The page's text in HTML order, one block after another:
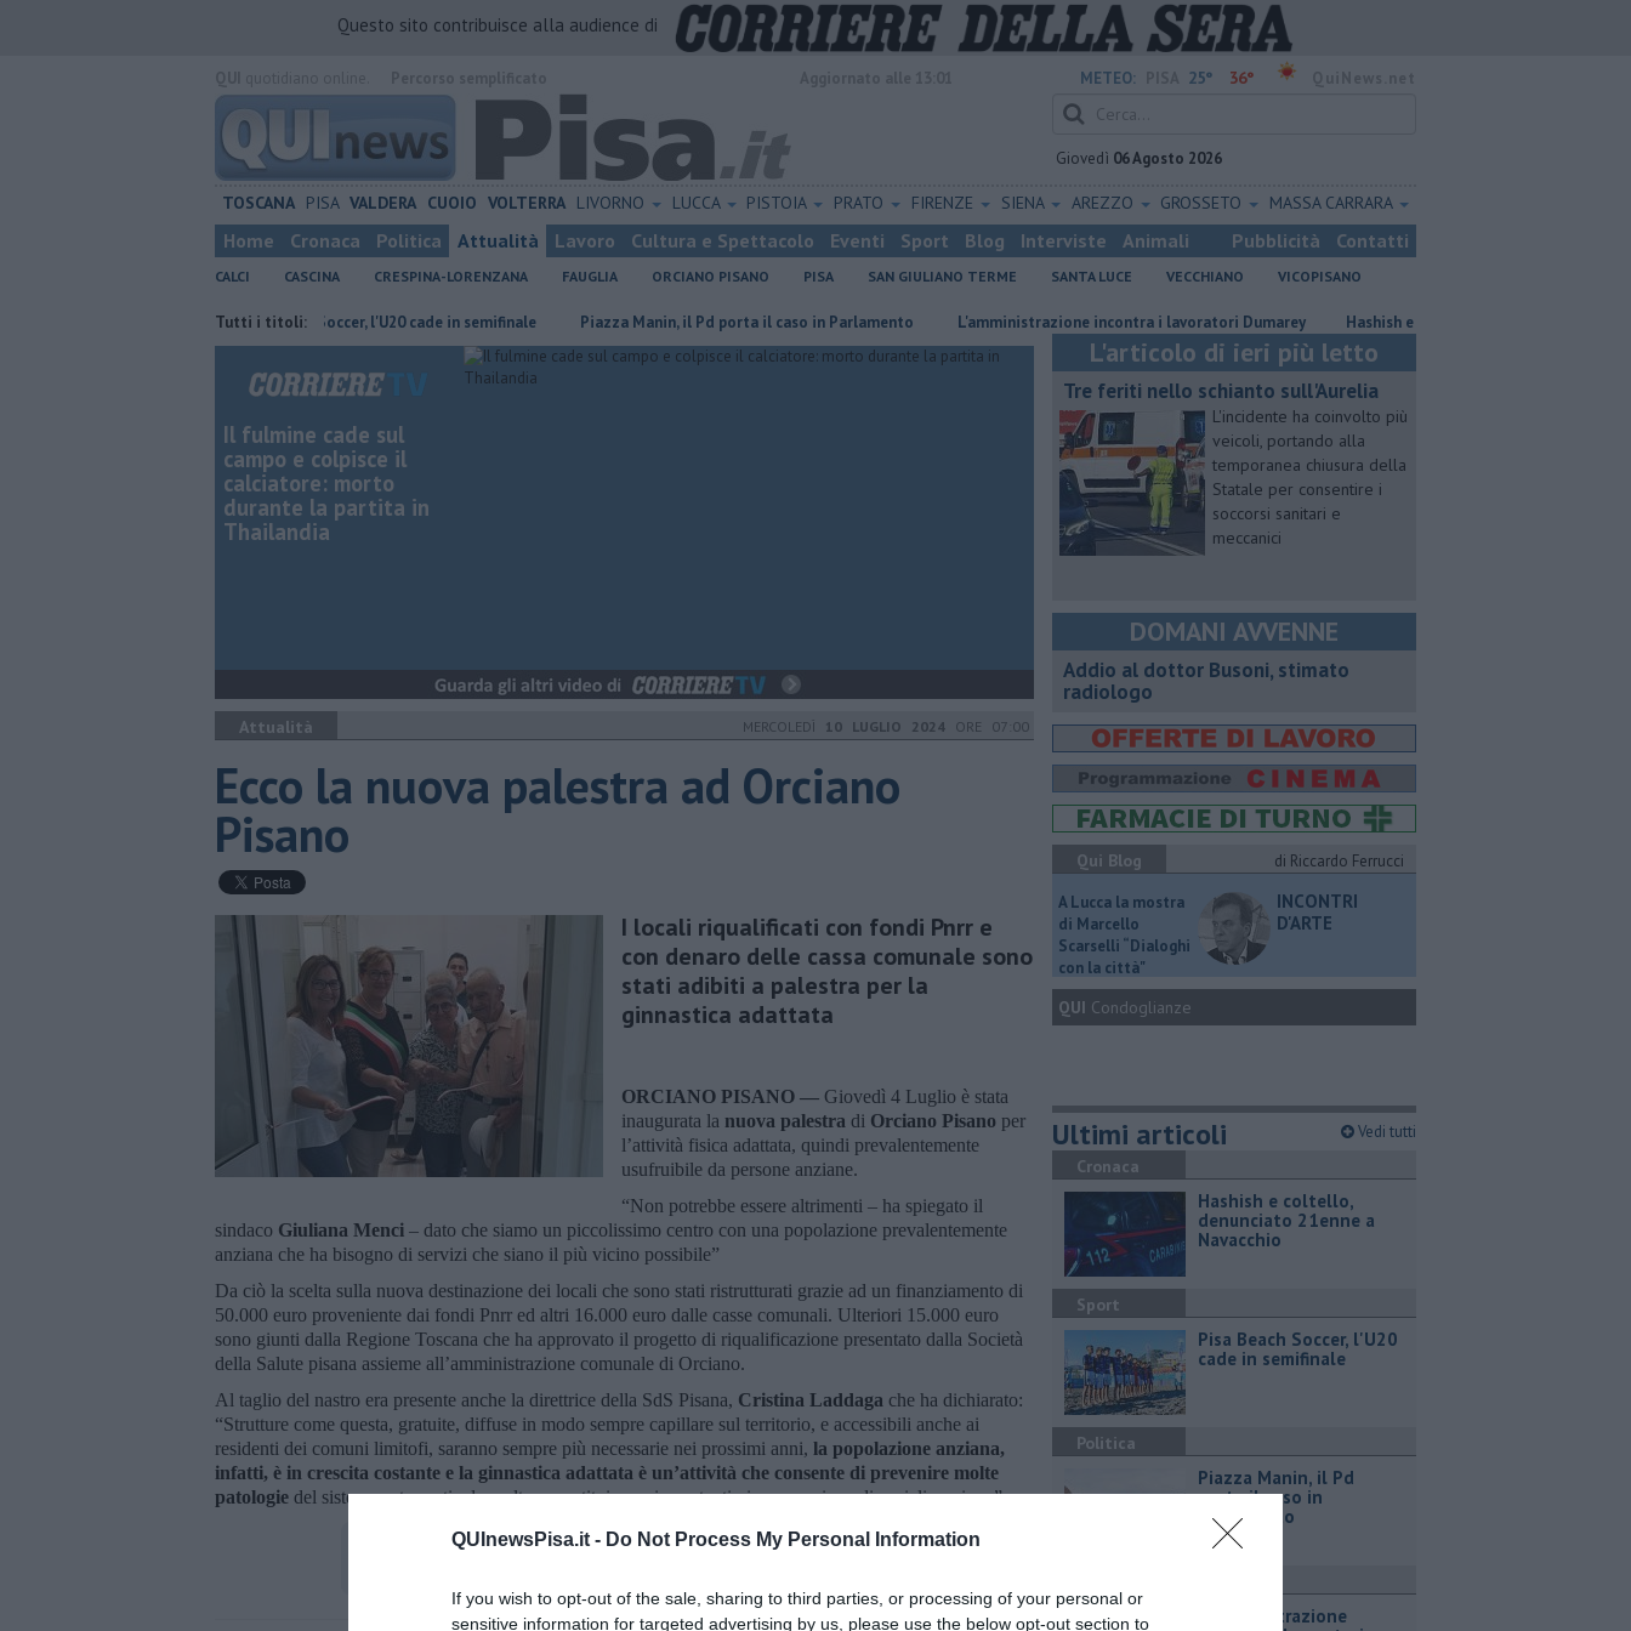
QUInewsPisa.it - Do Not Process My Personal Information
If you wish to opt-out of the sale, sharing to third parties, or processing of your personal or
sensitive information for targeted advertising by us, please use the below opt-out section to
Questo sito contribuisce alla audience di
METEO: 25° 36°
Giovedì 06 Agosto 2026
TOSCANA PISA VALDERA CUOIO VOLTERRA LIVORNO LUCCA PISTOIA PRATO FIRENZE SIENA AREZZO GROSSETO MASSA CARRARA
Home Cronaca Politica Attualità Lavoro Cultura e Spettacolo Eventi Sport Blog Interviste Animali Pubblicità Contatti
CALCI CASCINA CRESPINA-LORENZANA FAUGLIA ORCIANO PISANO PISA SAN GIULIANO TERME SANTA LUCE VECCHIANO VICOPISANO
Tutti i titoli:
Pisa Beach Soccer, l'U20 cade in semifinale Piazza Manin, il Pd porta il caso in Parlamento L'amministrazione incontra i lavoratori Dumarey Hashish e coltello, denunciato 21enne a
Il fulmine cade sul
campo e colpisce il
calciatore: morto
durante la partita in
Thailandia
Attualità MERCOLEDÌ 10 LUGLIO 2024 ORE 07:00
Ecco la nuova palestra ad Orciano
Pisano
I locali riqualificati con fondi Pnrr e
con denaro delle cassa comunale sono
stati adibiti a palestra per la
ginnastica adattata
ORCIANO PISANO — Giovedì 4 Luglio è stata
inaugurata la nuova palestra di Orciano Pisano per
l’attività fisica adattata, quindi prevalentemente
usufruibile da persone anziane.
“Non potrebbe essere altrimenti – ha spiegato il
sindaco Giuliana Menci – dato che siamo un piccolissimo centro con una popolazione prevalentemente
anziana che ha bisogno di servizi che siano il più vicino possibile”
Da ciò la scelta sulla nuova destinazione dei locali che sono stati ristrutturati grazie ad un finanziamento di
50.000 euro proveniente dai fondi Pnrr ed altri 16.000 euro dalle casse comunali. Ulteriori 15.000 euro
sono giunti dalla Regione Toscana che ha approvato il progetto di riqualificazione presentato dalla Società
della Salute pisana assieme all’amministrazione comunale di Orciano.
Al taglio del nastro era presente anche la direttrice della SdS Pisana, Cristina Laddaga che ha dichiarato:
“Strutture come questa, gratuite, diffuse in modo sempre capillare sul territorio, e accessibili anche ai
residenti dei comuni limitofi, saranno sempre più necessarie nei prossimi anni, la popolazione anziana,
infatti, è in crescita costante e la ginnastica adattata è un’attività che consente di prevenire molte
patologie del sistema osteo-articolare oltre a costituire un importantissima occasione di socializzazione”.
L'articolo di ieri più letto
Tre feriti nello schianto sull'Aurelia
L'incidente ha coinvolto più
veicoli, portando alla
temporanea chiusura della
Statale per consentire i
soccorsi sanitari e
meccanici
DOMANI AVVENNE
Addio al dottor Busoni, stimato
radiologo
Qui Blog
di Riccardo Ferrucci
A Lucca la mostra
di Marcello
Scarselli “Dialoghi
con la città"
INCONTRI
D'ARTE
QUI Condoglianze
Ultimi articoli Vedi tutti
Cronaca
Hashish e coltello,
denunciato 21enne a
Navacchio
Sport
Pisa Beach Soccer, l'U20
cade in semifinale
Politica
Piazza Manin, il Pd
porta il caso in
Parlamento
L'amministrazione